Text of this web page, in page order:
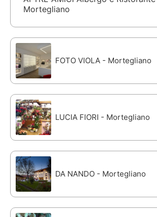
Mortegliano
FOTO VIOLA - Mortegliano
LUCIA FIORI - Mortegliano
DA NANDO - Mortegliano